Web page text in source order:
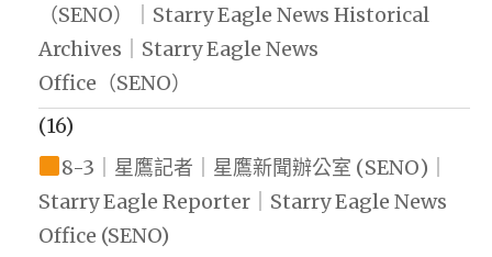
（SENO）｜Starry Eagle News Historical
Archives｜Starry Eagle News
Office（SENO）
(16)
8-3｜星鷹記者｜星鷹新聞辦公室 (SENO)｜
Starry Eagle Reporter｜Starry Eagle News
Office (SENO)